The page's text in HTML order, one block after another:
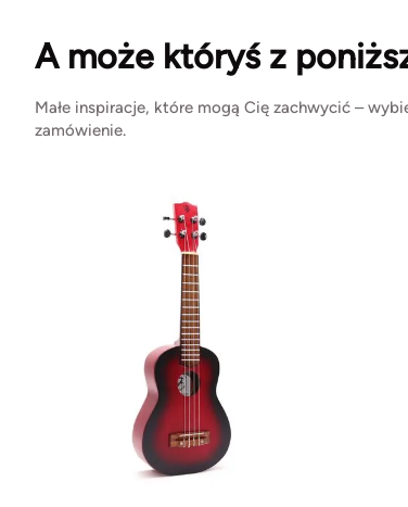
A może któryś z
Małe inspiracje, które mogą Cię zachwycić –
zamówienie.